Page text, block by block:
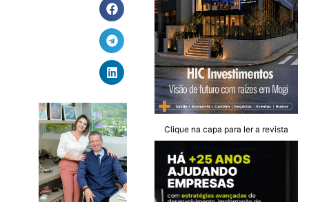
Clique na capa para ler a revista